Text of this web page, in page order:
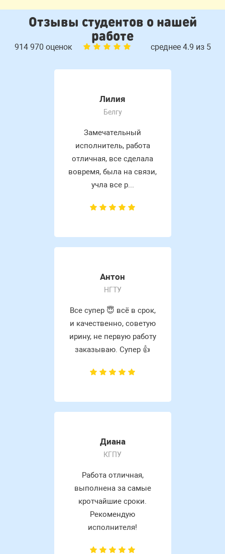
Отзывы студентов о нашей
работе
914 970 оценок среднее 4.9 из 5
Лилия
Белгу
Замечательный
исполнитель, работа
отличная, все сделала
вовремя, была на связи,
учла все р...
Антон
НГТУ
Все супер 😇 всё в срок,
и качественно, советую
ирину, не первую работу
заказываю. Супер 👍
Диана
КГПУ
Работа отличная,
выполнена за самые
кротчайшие сроки.
Рекомендую
исполнителя!